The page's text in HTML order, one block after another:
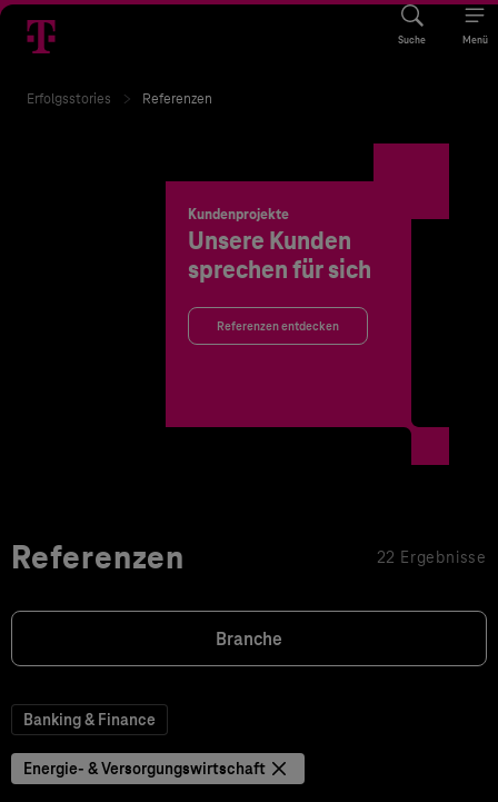
Suche Menü
Erfolgsstories Referenzen
Kundenprojekte
Unsere Kunden
sprechen für sich
Referenzen entdecken
Referenzen 22 Ergebnisse
Branche
Banking & Finance
Energie- & Versorgungswirtschaft